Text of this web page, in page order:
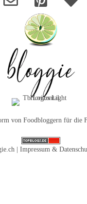
| Impressum &